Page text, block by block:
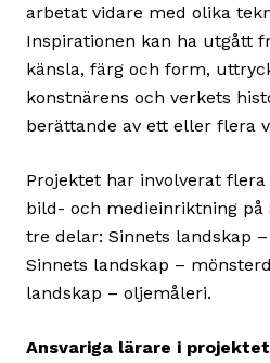
arbetat vidare med olika
Inspirationen kan ha utgått
känsla, färg och form,
konstnärens och verkets
berättande av ett eller flera
Projektet har involverat
bild- och medieinriktning på
tre delar: Sinnets landskap
Sinnets landskap –
landskap – oljemåleri.
Ansvariga lärare i projektet